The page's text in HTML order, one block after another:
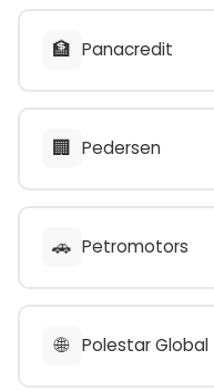
🏦 Panacredit
🏢 Pedersen
🚗 Petromotors
🌐 Polestar Global